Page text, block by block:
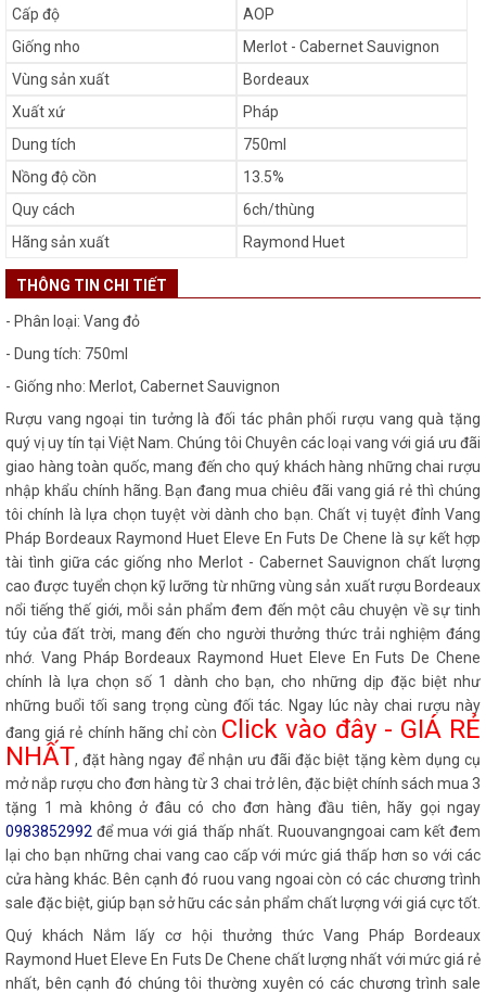
Cấp độ
AOP
Giống nho
Merlot - Cabernet Sauvignon
Vùng sản xuất
Bordeaux
Xuất xứ
Pháp
Dung tích
750ml
Nồng độ cồn
13.5%
Quy cách
6ch/thùng
Hãng sản xuất
Raymond Huet
THÔNG TIN CHI TIẾT
- Phân loại: Vang đỏ
- Dung tích: 750ml
- Giống nho: Merlot, Cabernet Sauvignon
Rượu vang ngoại tin tưởng là đối tác phân phối rượu vang quà tặng
quý vị uy tín tại Việt Nam. Chúng tôi Chuyên các loại vang với giá ưu đãi
giao hàng toàn quốc, mang đến cho quý khách hàng những chai rượu
nhập khẩu chính hãng. Bạn đang mua chiêu đãi vang giá rẻ thì chúng
tôi chính là lựa chọn tuyệt vời dành cho bạn. Chất vị tuyệt đỉnh Vang
Pháp Bordeaux Raymond Huet Eleve En Futs De Chene là sự kết hợp
tài tình giữa các giống nho Merlot - Cabernet Sauvignon chất lượng
cao được tuyển chọn kỹ lưỡng từ những vùng sản xuất rượu Bordeaux
nổi tiếng thế giới, mỗi sản phẩm đem đến một câu chuyện về sự tinh
túy của đất trời, mang đến cho người thưởng thức trải nghiệm đáng
nhớ. Vang Pháp Bordeaux Raymond Huet Eleve En Futs De Chene
chính là lựa chọn số 1 dành cho bạn, cho những dịp đặc biệt như
những buổi tối sang trọng cùng đối tác. Ngay lúc này chai rượu này
đang giá rẻ chính hãng chỉ còn Click vào đây - GIÁ RẺ
NHẤT, đặt hàng ngay để nhận ưu đãi đặc biệt tặng kèm dụng cụ
mở nắp rượu cho đơn hàng từ 3 chai trở lên, đặc biệt chính sách mua 3
tặng 1 mà không ở đâu có cho đơn hàng đầu tiên, hãy gọi ngay
0983852992 để mua với giá thấp nhất. Ruouvangngoai cam kết đem
lại cho bạn những chai vang cao cấp với mức giá thấp hơn so với các
cửa hàng khác. Bên cạnh đó ruou vang ngoai còn có các chương trình
sale đặc biệt, giúp bạn sở hữu các sản phẩm chất lượng với giá cực tốt.
Quý khách Nắm lấy cơ hội thưởng thức Vang Pháp Bordeaux
Raymond Huet Eleve En Futs De Chene chất lượng nhất với mức giá rẻ
nhất, bên cạnh đó chúng tôi thường xuyên có các chương trình sale